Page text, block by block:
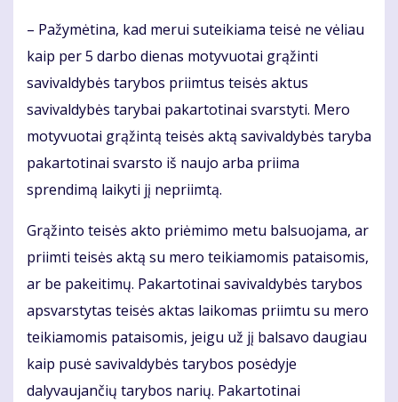
– Pažymėtina, kad merui suteikiama teisė ne vėliau
kaip per 5 darbo dienas motyvuotai grąžinti
savivaldybės tarybos priimtus teisės aktus
savivaldybės tarybai pakartotinai svarstyti. Mero
motyvuotai grąžintą teisės aktą savivaldybės taryba
pakartotinai svarsto iš naujo arba priima
sprendimą laikyti jį nepriimtą.
Grąžinto teisės akto priėmimo metu balsuojama, ar
priimti teisės aktą su mero teikiamomis pataisomis,
ar be pakeitimų. Pakartotinai savivaldybės tarybos
apsvarstytas teisės aktas laikomas priimtu su mero
teikiamomis pataisomis, jeigu už jį balsavo daugiau
kaip pusė savivaldybės tarybos posėdyje
dalyvaujančių tarybos narių. Pakartotinai